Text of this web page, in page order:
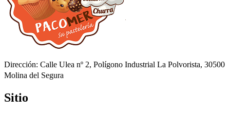
Dirección: Calle Ulea nº 2, Polígono Industrial La Polvorista, 30500
Molina del Segura
Sitio